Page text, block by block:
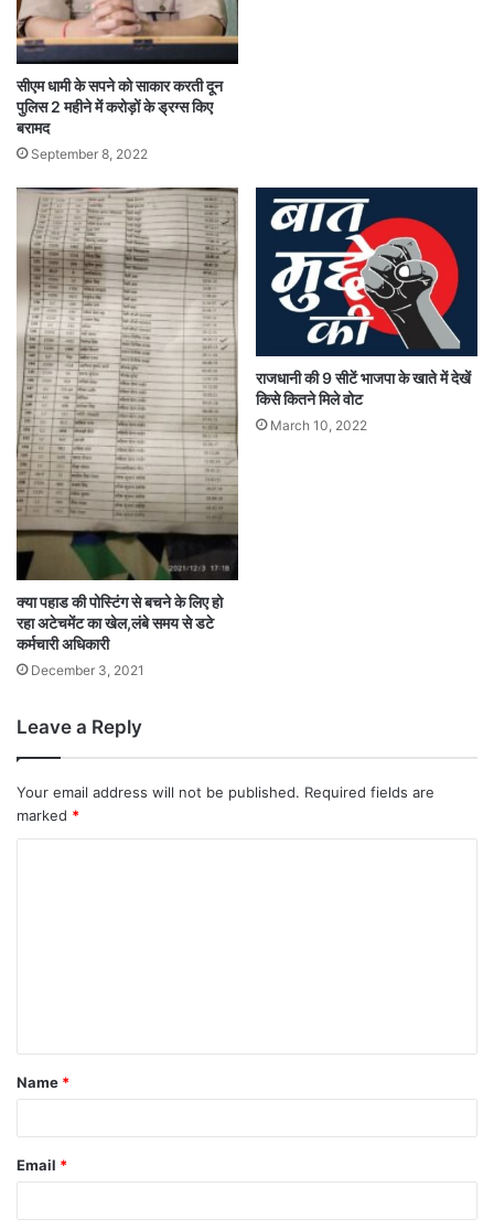
सीएम धामी के सपने को साकार करती दून
पुलिस 2 महीने में करोड़ों के ड्रग्स किए
बरामद
September 8, 2022
क्या पहाड की पोस्टिंग से बचने के लिए हो
रहा अटेचमेंट का खेल,लंबे समय से डटे
कर्मचारी अधिकारी
December 3, 2021
राजधानी की 9 सीटें भाजपा के खाते में देखें
किसे कितने मिले वोट
March 10, 2022
Leave a Reply
Your email address will not be published. Required fields are
marked *
t
*
Name *
Email *